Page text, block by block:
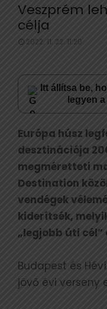
Veszprém
célja
2022. 11. 22. 11:20
Itt állítsa be,
legyen
Európa húsz
desztinációja
megméretteti
Destination
vendégek
kiderítsék,
„legjobb úti cél”
Budapest és
jövő évi verseny